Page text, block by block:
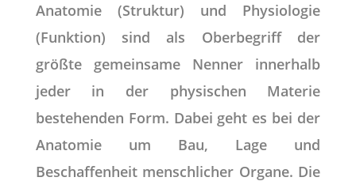
Anatomie (Struktur) und Physiologie
(Funktion) sind als Oberbegriff der
größte gemeinsame Nenner innerhalb
jeder in der physischen Materie
bestehenden Form. Dabei geht es bei der
Anatomie um Bau, Lage und
Beschaffenheit menschlicher Organe. Die